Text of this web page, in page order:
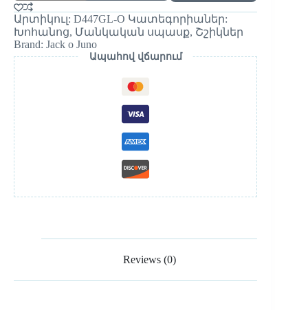
Արտիկուլ: D447GL-O Կատեգորիաներ:
Խոհանոց, Մանկական սպասք, Շշիկներ
Brand: Jack o Juno
Ապահով վճարում
Reviews (0)